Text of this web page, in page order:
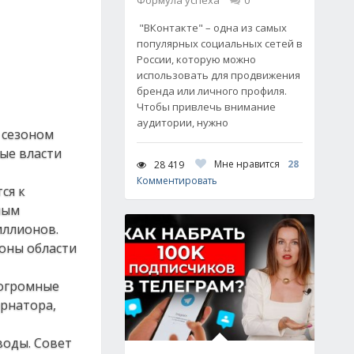
власти
к
области
Совет
"ВКонтакте" – одна из самых
популярных социальных сетей в
России, которую можно
использовать для продвижения
бренда или личного профиля.
Чтобы привлечь внимание
аудитории, нужно
28 419 Мне нравится
28
Комментировать